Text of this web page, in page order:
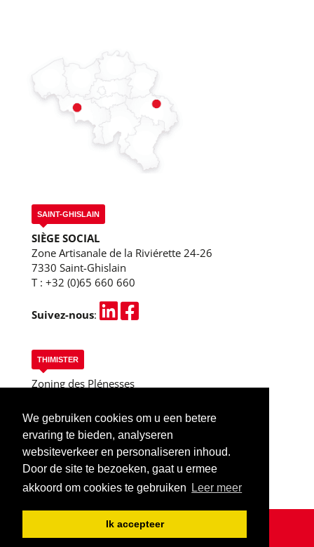
We gebruiken cookies om u een betere
ervaring te bieden, analyseren
websiteverkeer en personaliseren inhoud.
Door de site te bezoeken, gaat u ermee
akkoord om cookies te gebruiken
Leer meer
Ik accepteer
SAINT-GHISLAIN
SIÈGE SOCIAL
Zone Artisanale de la Riviérette 24-26
7330 Saint-Ghislain
T : +32 (0)65 660 660
Suivez-nous:
THIMISTER
Zoning des Plénesses
B-4890 Thimister
T :+32 (0)87 445 955
Thimister (Liège)